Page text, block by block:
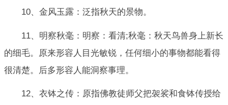
10、金风玉露：泛指秋天的景物。
11、明察秋毫：明察：看清;秋毫：秋天鸟兽身上新长
的细毛。原来形容人目光敏锐，任何细小的事物都能看得
很清楚。后多形容人能洞察事理。
12、衣钵之传：原指佛教徒师父把袈裟和食钵传授给